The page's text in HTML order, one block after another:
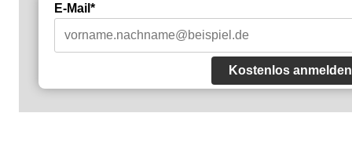
E-Mail*
Kostenlos anmelden